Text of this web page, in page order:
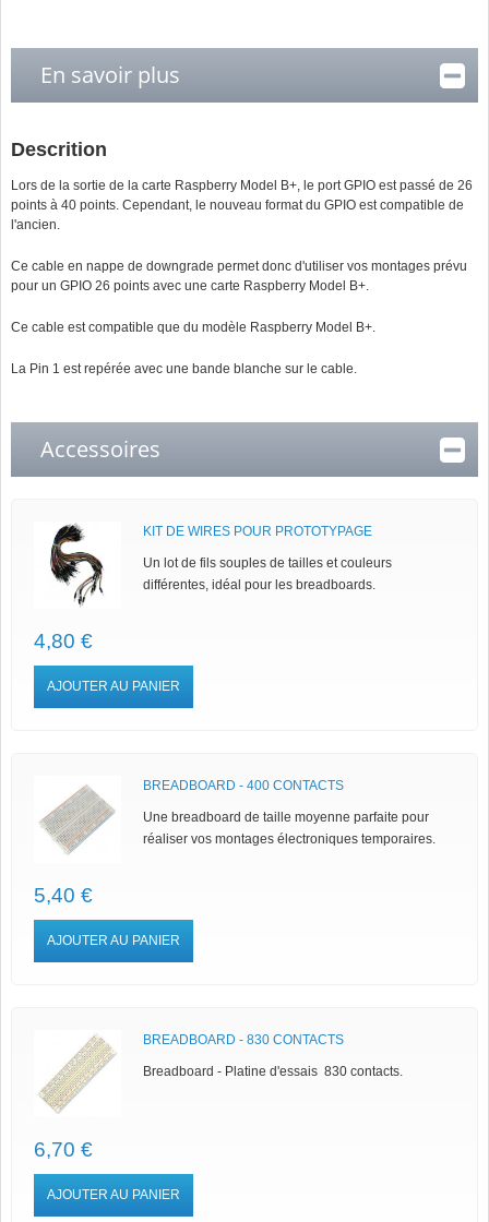
En savoir plus
Descrition
Lors de la sortie de la carte Raspberry Model B+, le port GPIO est passé de 26
points à 40 points. Cependant, le nouveau format du GPIO est compatible de
l'ancien.
Ce cable en nappe de downgrade permet donc d'utiliser vos montages prévu
pour un GPIO 26 points avec une carte Raspberry Model B+.
Ce cable est compatible que du modèle Raspberry Model B+.
La Pin 1 est repérée avec une bande blanche sur le cable.
Accessoires
KIT DE WIRES POUR PROTOTYPAGE
Un lot de fils souples de tailles et couleurs
différentes, idéal pour les breadboards.
4,80 €
AJOUTER AU PANIER
BREADBOARD - 400 CONTACTS
Une breadboard de taille moyenne parfaite pour
réaliser vos montages électroniques temporaires.
5,40 €
AJOUTER AU PANIER
BREADBOARD - 830 CONTACTS
Breadboard - Platine d'essais 830 contacts.
6,70 €
AJOUTER AU PANIER